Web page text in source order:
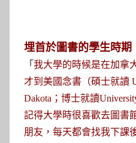
格
埋首於圖書的學生時期
「我大學的時候是在加拿
才到美國念書（碩士就讀
Dakota；博士就讀
記得大學時很喜歡去圖書
朋友，每天都會找我下課